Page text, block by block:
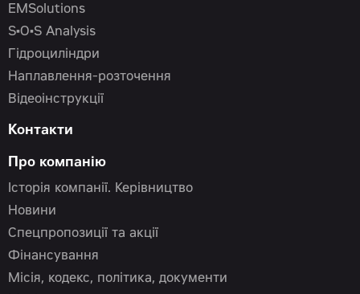
EMSolutions
S•O•S Analysis
Гідроциліндри
Наплавлення-розточення
Відеоінструкції
Контакти
Про компанію
Історія компанії. Керівництво
Новини
Спецпропозиції та акції
Фінансування
Місія, кодекс, політика, документи